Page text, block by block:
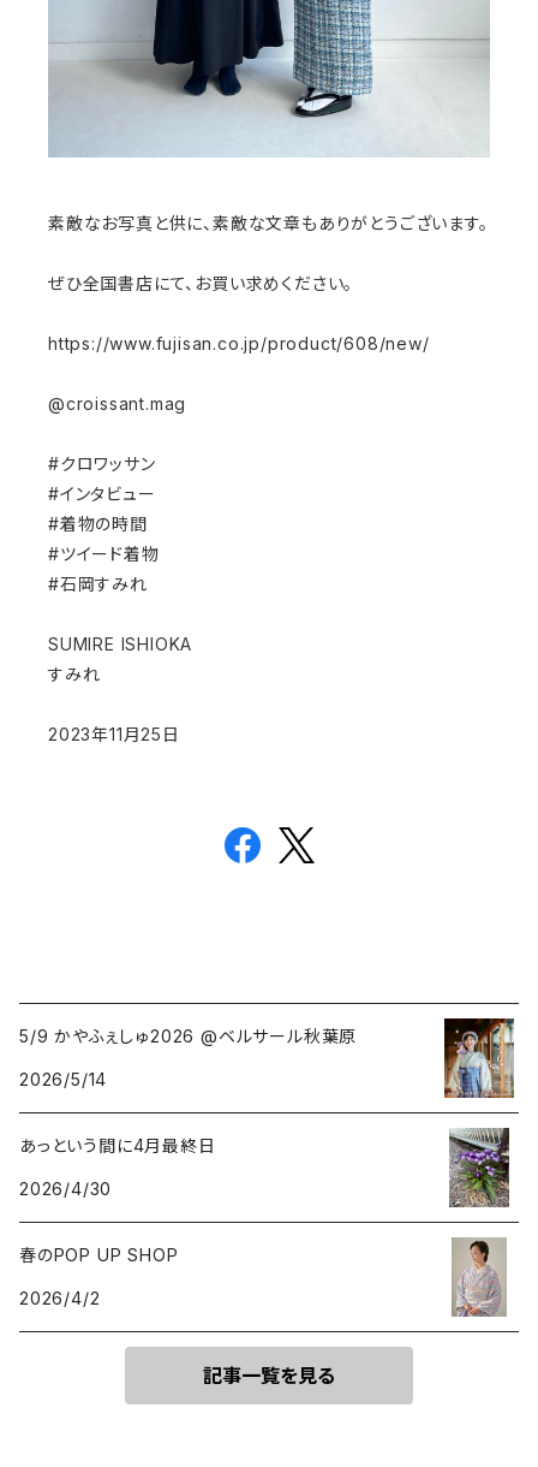
素敵なお写真と供に、素敵な文章もありがとうございます。
ぜひ全国書店にて、お買い求めください。
https://www.fujisan.co.jp/product/608/new/
@croissant.mag
#クロワッサン
#インタビュー
#着物の時間
#ツイード着物
#石岡すみれ
SUMIRE ISHIOKA
すみれ
2023年11月25日
5/9 かやふぇしゅ2026 @ベルサール秋葉原
2026/5/14
あっという間に4月最終日
2026/4/30
春のPOP UP SHOP
2026/4/2
記事一覧を見る